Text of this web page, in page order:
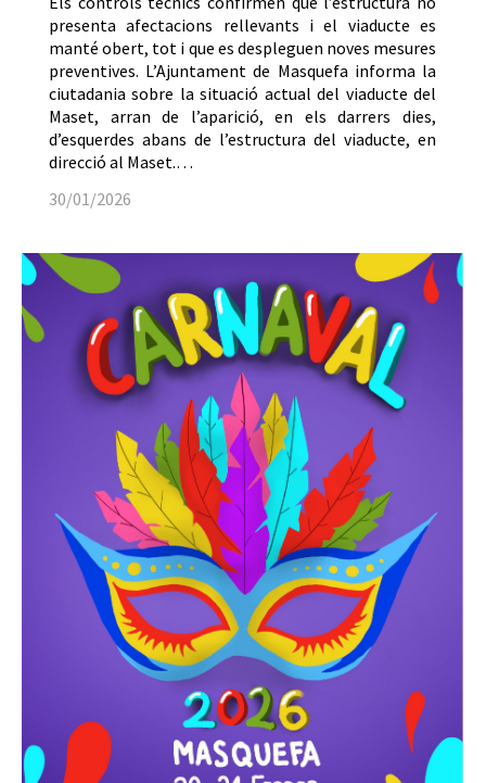
presenta afectacions rellevants i el viaducte es
manté obert, tot i que es despleguen noves mesures
preventives. L’Ajuntament de Masquefa informa la
ciutadania sobre la situació actual del viaducte del
Maset, arran de l’aparició, en els darrers dies,
d’esquerdes abans de l’estructura del viaducte, en
direcció al Maset.…
30/01/2026